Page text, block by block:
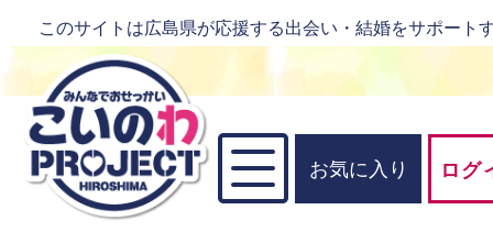
このサイトは広島県が応援する出会い・結婚をサポート
お気に入り ログ